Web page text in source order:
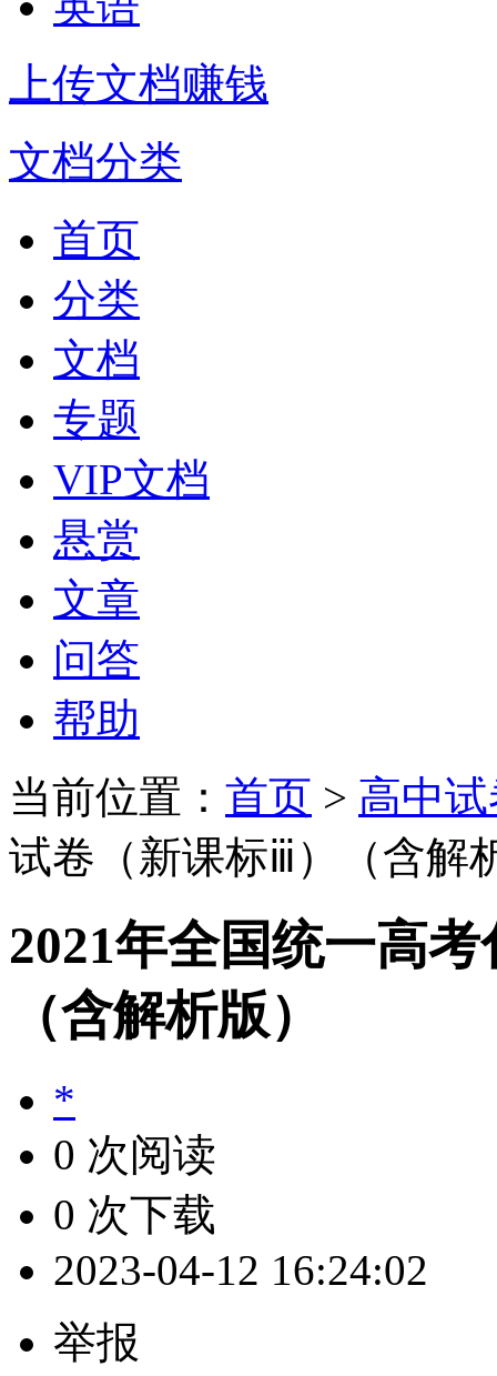
上传文档赚钱
文档分类
首页
分类
文档
专题
VIP文档
悬赏
文章
问答
帮助
当前位置： 首页 > 高中
试卷（新课标ⅲ）（含解
2021年全国统一高
（含解析版）
*
0 次阅读
0 次下载
2023-04-12 16:24:02
举报